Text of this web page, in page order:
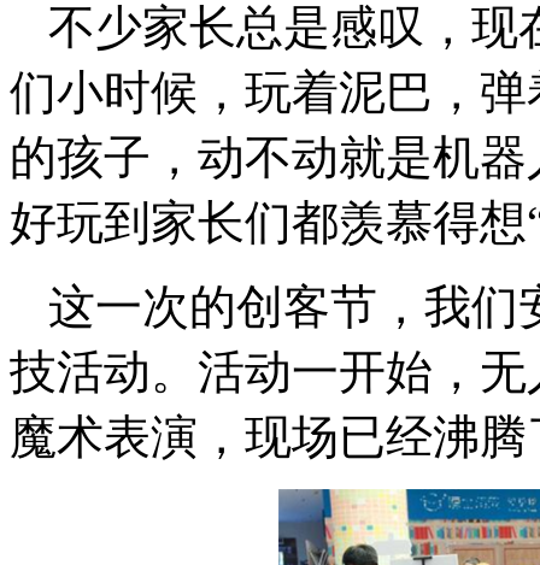
不少家长总是感叹，
们小时候，玩着泥巴，
的孩子，动不动就是机
好玩到家长们都羡慕得想
这一次的创客节，我们
技活动。活动一开始，
魔术表演，现场已经沸